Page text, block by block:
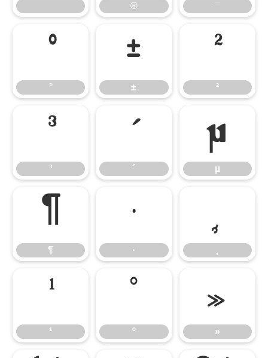
® ¯
°
°
±
±
²
²
³
³
´
´
µ
µ
¶
¶
·
·
¸
¹
¹
º
º
»
»